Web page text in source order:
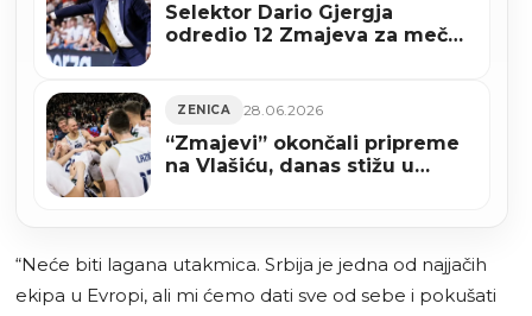
Selektor Dario Gjergja
odredio 12 Zmajeva za meč
ZENICA 28.06.2026
“Zmajevi” okončali pripreme
na Vlašiću, danas stižu u
“Neće biti lagana utakmica. Srbija je jedna od najjačih
ekipa u Evropi, ali mi ćemo dati sve od sebe i pokušati